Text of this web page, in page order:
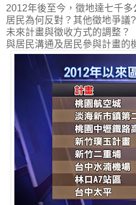
2012年後至今，徵地達七千
居民為何反對？其他徵地爭議?
未來計畫與徵收方式的調整？
與居民溝通及居民參與計畫的